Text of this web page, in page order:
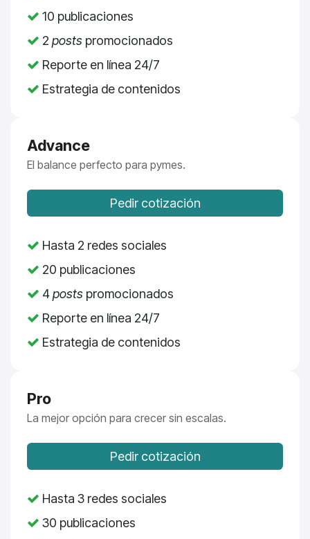
10 publicaciones
2 posts promocionados
Reporte en línea 24/7
Estrategia de contenidos
Advance
El balance perfecto para pymes.
Pedir cotización
Hasta 2 redes sociales
20 publicaciones
4posts promocionados
Reporte en línea 24/7
Estrategia de contenidos
Pro
La mejor opción para crecer sin escalas.
Pedir cotización
Hasta 3 redes sociales
30 publicaciones